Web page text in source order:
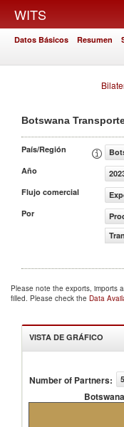
WITS
Datos Básicos Resumen
Botswana
País/Región
Año
Flujo comercial
Por
Please note the exports, imports
filled. Please check the Data
VISTA DE GRÁFICO
Number of Partners: 5